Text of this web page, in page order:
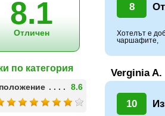
8.1
Отличен
по категория
8.6
8
Хотелът е
чаршафите,
Verginia A.
10